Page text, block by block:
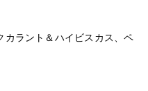
カラント＆ハイビスカス、ペ